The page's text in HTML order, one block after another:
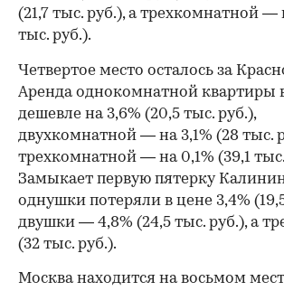
(21,7 тыс. руб.), а трехкомнатной —
тыс. руб.).
00:00
Четвертое место осталось за
Аренда однокомнатной квартиры
дешевле на 3,6% (20,5 тыс. руб.),
двухкомнатной — на 3,1% (28 тыс.
трехкомнатной — на 0,1% (39,1
Замыкает первую пятерку
однушки потеряли в цене 3,4%
двушки — 4,8% (24,5 тыс. руб.), а
(32 тыс. руб.).
Москва находится на восьмом